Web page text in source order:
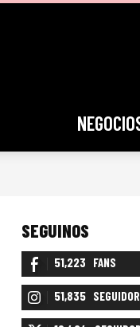
SEGUINOS
51,223 FANS
51,835